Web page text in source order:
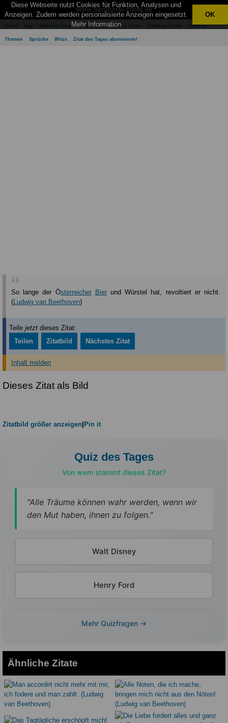
www.berühmte-zitate.de
Home App Beliebte Zitate Besten Zitate Neue Zitate Zufällige Zitate Autoren
Themen Sprüche Witze Zitat des Tages abonnieren!
So lange der Österreicher Bierund Würstel hat, revoltiert er nicht.
(Ludwig van Beethoven)
Teilejetzt dieses Zitat:
Teilen
Zitatbild Nächstes Zitat
Inhalt melden
Dieses Zitat als Bild
Zitatbild größer anzeigen Pin it
Quiz des Tages
Von wem stammt dieses Zitat?
"Alle Träume können wahr werden, wenn wir
den Mut haben, ihnen zu folgen."
Walt Disney
Henry Ford
Mehr Quizfragen →
Ähnliche Zitate
Diese Webseite nutzt Cookies für Funktion, Analysen und
Anzeigen. Zudem werden personalisierte Anzeigen eingesetzt.
Mehr Information
OK